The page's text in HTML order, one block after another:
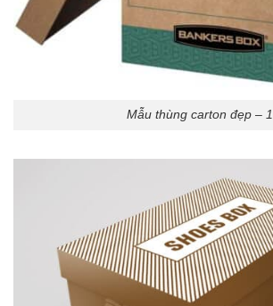
Mẫu thùng carton đẹp – 1